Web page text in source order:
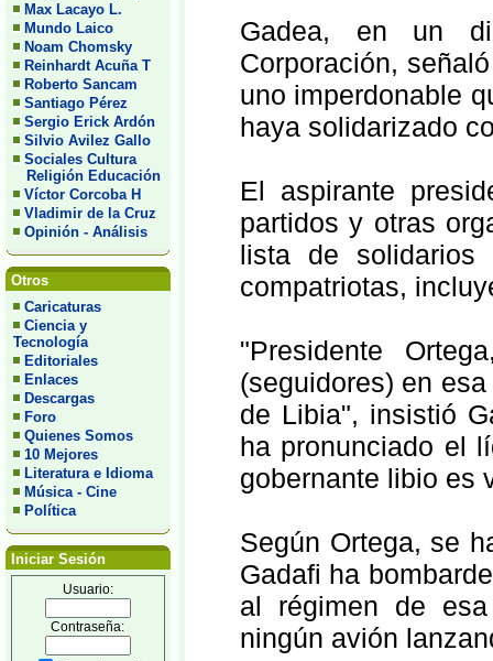
Max Lacayo L.
Mundo Laico
Noam Chomsky
Reinhardt Acuña T
Roberto Sancam
Santiago Pérez
Sergio Erick Ardón
Silvio Avilez Gallo
Sociales Cultura
Religión Educación
Víctor Corcoba H
Vladimir de la Cruz
Opinión - Análisis
Otros
Caricaturas
Ciencia y
Tecnología
Editoriales
Enlaces
Descargas
Foro
Quienes Somos
10 Mejores
Literatura e Idioma
Música - Cine
Política
Iniciar Sesión
Usuario:
Contraseña:
Gadea, en un
Corporación,
uno imperdonable
haya solidarizado
El aspirante
partidos y otras
lista de
compatriotas,
"Presidente
(seguidores) en
de Libia", insistió
ha pronunciado el
gobernante libio es
Según Ortega, se
Gadafi ha
al régimen de
ningún avión